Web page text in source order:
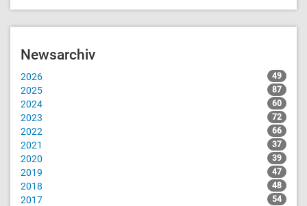
Newsarchiv
2026 49
2025 87
2024 60
2023 72
2022 66
2021 37
2020 39
2019 47
2018 48
2017 54